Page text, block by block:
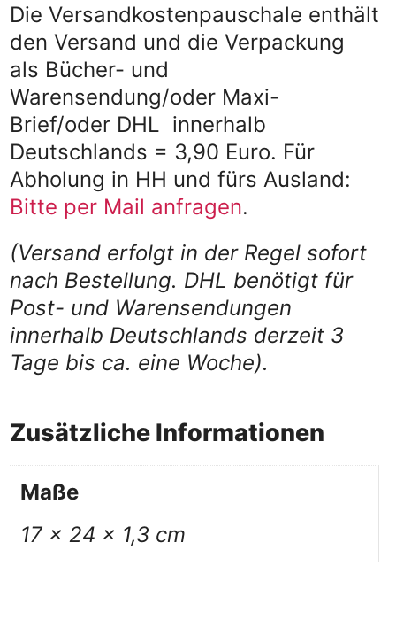
Die Versandkostenpauschale enthält
den Versand und die Verpackung
als Bücher- und
Warensendung/oder Maxi-
Brief/oder DHL innerhalb
Deutschlands = 3,90 Euro. Für
Abholung in HH und fürs Ausland:
Bitte per Mail anfragen.
(Versand erfolgt in der Regel sofort
nach Bestellung. DHL benötigt für
Post- und Warensendungen
innerhalb Deutschlands derzeit 3
Tage bis ca. eine Woche).
Zusätzliche Informationen
Maße
17 × 24 × 1,3 cm